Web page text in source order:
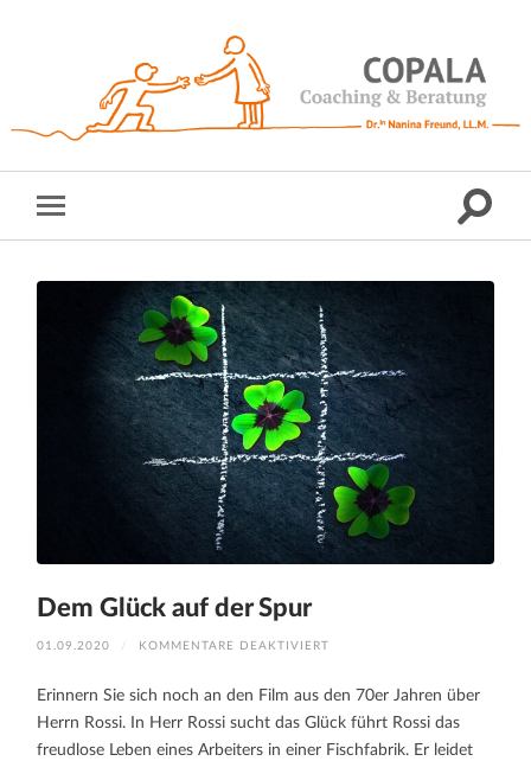
Dem Glück auf der Spur
01.09.2020 / KOMMENTARE DEAKTIVIERT
AUF
DER
SPUR
Erinnern Sie sich noch an den Film aus den 70er Jahren über
Herrn Rossi. In Herr Rossi sucht das Glück führt Rossi das
freudlose Leben eines Arbeiters in einer Fischfabrik. Er leidet